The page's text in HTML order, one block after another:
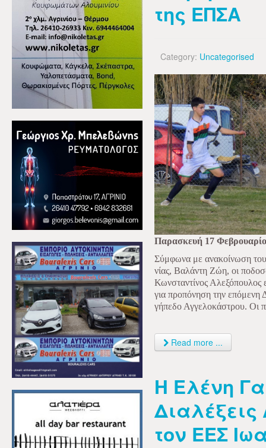
της ΕΠΣΑ
Category: Uncategorised
Παρασκευή 17
Σύμφωνα με ανακοίνωση
νίας, Βαλάντη Ζώη, οι
Κωνσταντίνος Αλεξόπουλος
για προπόνηση την
γήπεδο Αγγελοκάστρου. Οι
Read more ...
Η Ελένη
Διαλέξεις
τον ΕΕΣ